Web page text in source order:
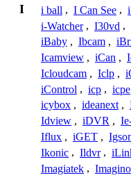
I i ball , I Can See ,
i-Watcher , I30vd ,
iBaby , Ibcam ,
Icamview , iCan ,
Icloudcam , Iclp ,
iControl , icp , icpe
icybox , ideanext ,
Idview , iDVR ,
Iflux , iGET ,
Ikonic , Ildvr ,
Imagiatek ,